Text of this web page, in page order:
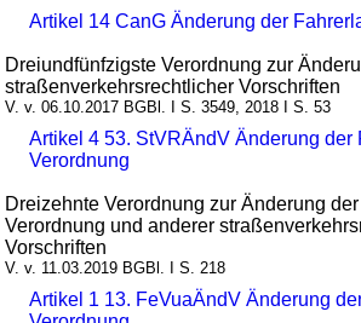
Artikel 14 CanG Änderung der
Dreiundfünfzigste Verordnung zur
straßenverkehrsrechtlicher Vorschriften
V. v. 06.10.2017 BGBl. I S. 3549, 2018 I S. 53
Artikel 4 53. StVRÄndV Änderung der
Verordnung
Dreizehnte Verordnung zur Änderung
Verordnung und anderer
Vorschriften
V. v. 11.03.2019 BGBl. I S. 218
Artikel 1 13. FeVuaÄndV Änderung